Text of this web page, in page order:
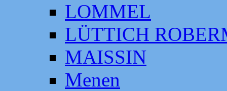
LOMMEL
LÜTTICH
MAISSIN
Menen